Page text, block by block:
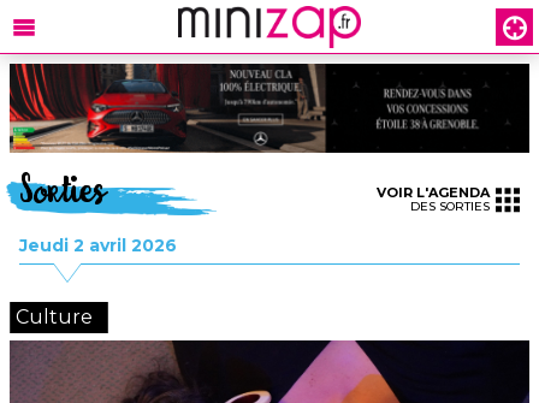
Sorties
Jeudi 2 avril 2026
VOIR L'AGENDA
DES SORTIES
Culture